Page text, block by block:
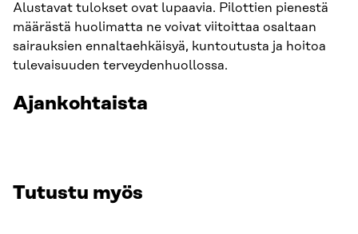
Alustavat tulokset ovat lupaavia. Pilottien pienestä
määrästä huolimatta ne voivat viitoittaa osaltaan
sairauksien ennaltaehkäisyä, kuntoutusta ja hoitoa
tulevaisuuden terveydenhuollossa.
Ajankohtaista
Tutustu myös